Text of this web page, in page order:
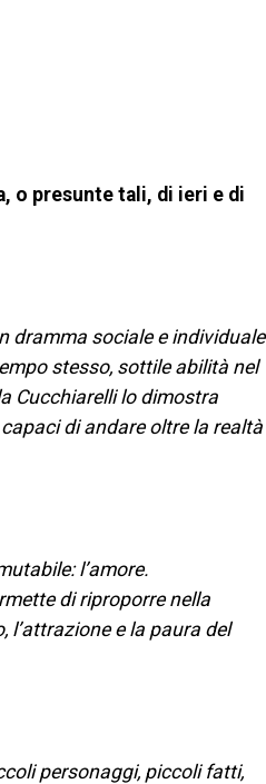
o presunte tali, di ieri e di
dramma sociale e individuale
stesso, sottile abilità nel
Cucchiarelli lo dimostra
capaci di andare oltre la realtà
l’amore.
di riproporre nella
l’attrazione e la paura del
personaggi, piccoli fatti,